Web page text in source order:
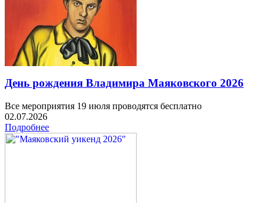
День рождения Владимира Маяковского 2026
Все мероприятия 19 июля проводятся бесплатно
02.07.2026
Подробнее